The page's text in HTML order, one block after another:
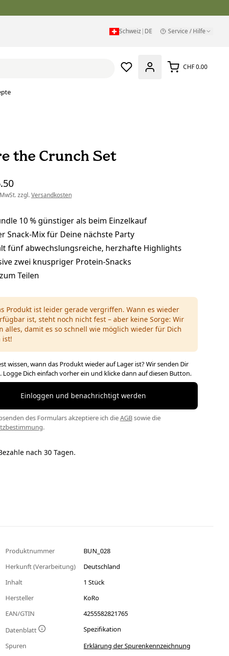
Schweiz | DE Service / Hilfe
CHF 0.00
the Crunch Set
zzgl.Versandkosten
10 % günstiger als beim Einzelkauf
Snack-Mix für Deine nächste Party
fünf abwechslungsreiche, herzhafte Highlights
zwei knuspriger Protein-Snacks
Teilen
Produkt ist leider gerade vergriffen. Wann es wieder
ist, steht noch nicht fest – aber keine Sorge: Wir
alles, damit es so schnell wie möglich wieder für Dich
ist!
wissen, wann das Produkt wieder auf Lager ist? Wir senden Dir
Logge Dich einfach vorher ein und klicke dann auf diesen Button.
Einloggen und benachrichtigt werden
des Formulars akzeptiere ich dieAGBsowie die
.
nach 30 Tagen.
Produktnummer
BUN_028
Herkunft (Verarbeitung)
Deutschland
Inhalt
1 Stück
Hersteller
KoRo
EAN/GTIN
4255582821765
Datenblatt
Spezifikation
Spuren
Erklärung der Spurenkennzeichnung